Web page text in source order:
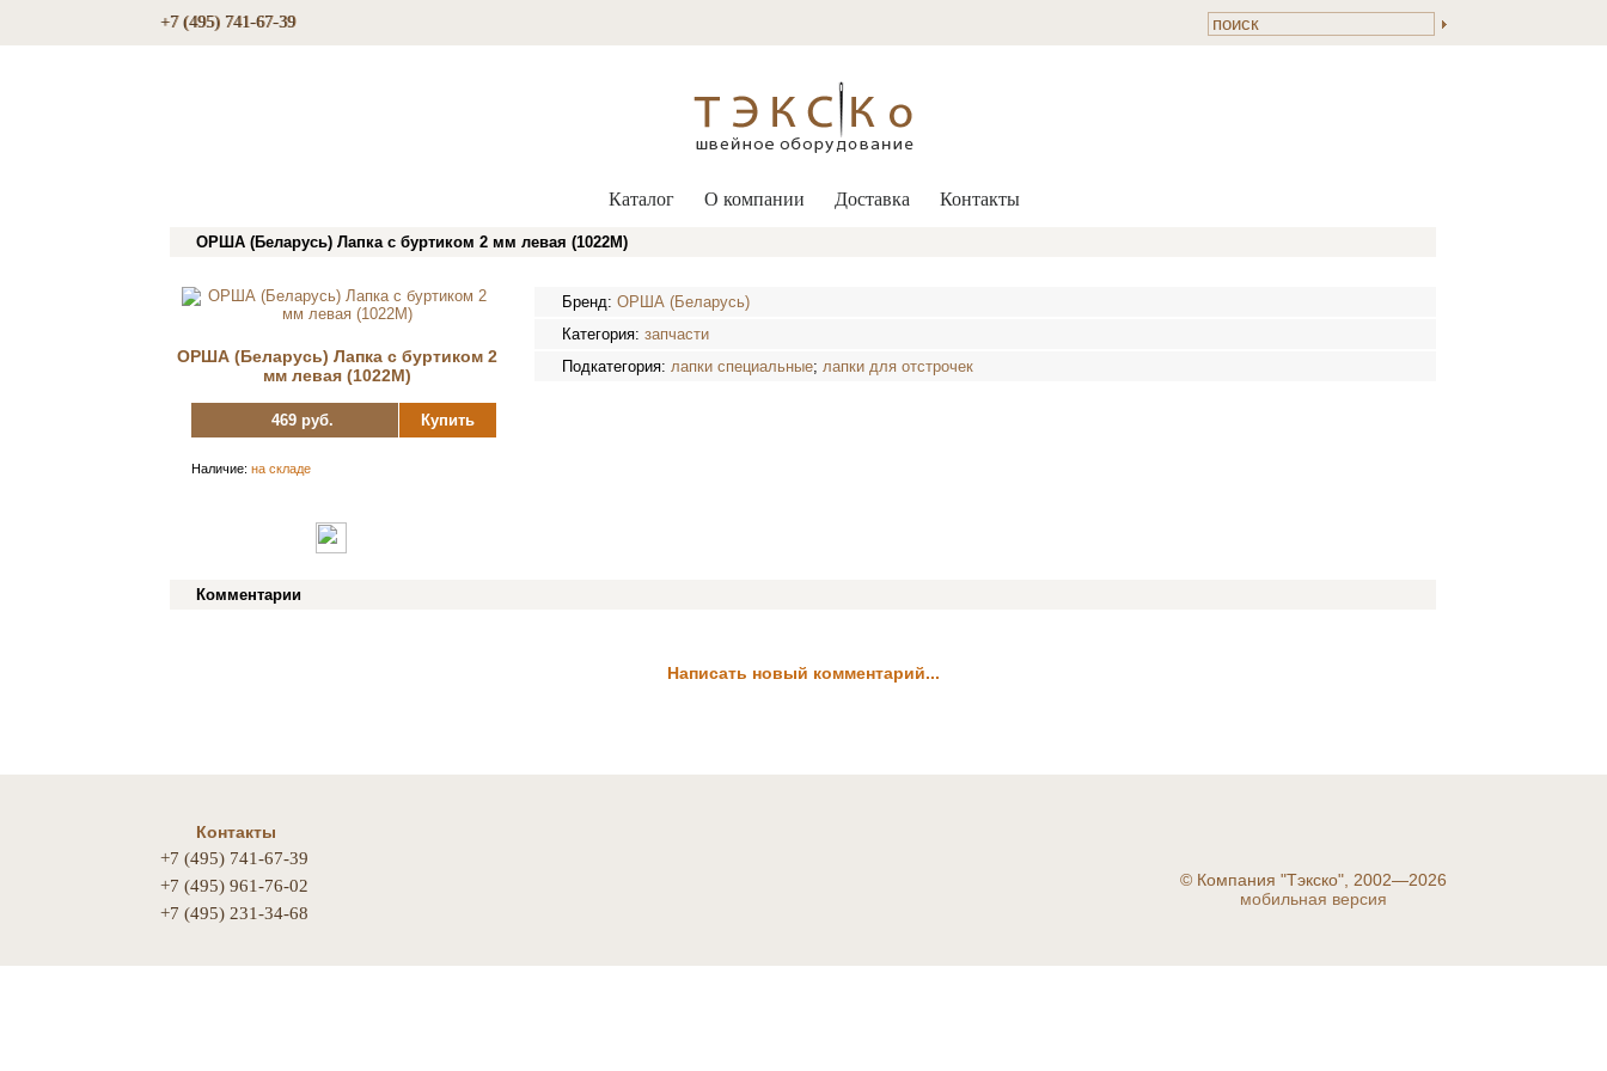
+7 (495) 741-67-39
Каталог О компании Доставка Контакты
ОРША (Беларусь) Лапка с буртиком 2 мм левая (1022M)
ОРША (Беларусь) Лапка с буртиком 2
мм левая (1022M)
469 руб. Купить
Наличие:на складе
Бренд:ОРША (Беларусь)
Категория:запчасти
Подкатегория:лапки специальные;лапки для отстрочек
Комментарии
Написать новый комментарий...
Контакты
+7 (495) 741-67-39
+7 (495) 961-76-02
+7 (495) 231-34-68
©Компания "Тэкско", 2002—2026
мобильная версия